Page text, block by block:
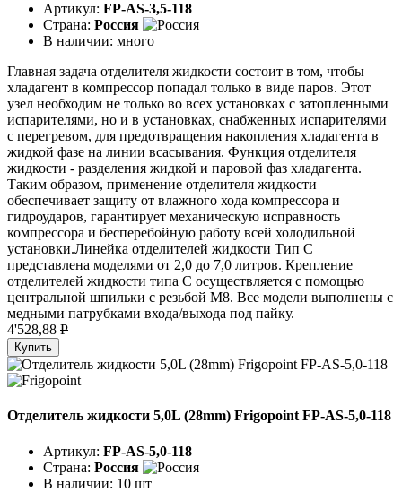
Артикул: FP-AS-3,5-118
Страна: Россия
В наличии: много
Главная задача отделителя жидкости состоит в том, чтобы
хладагент в компрессор попадал только в виде паров. Этот
узел необходим не только во всех установках с затопленными
испарителями, но и в установках, снабженных испарителями
с перегревом, для предотвращения накопления хладагента в
жидкой фазе на линии всасывания. Функция отделителя
жидкости - разделения жидкой и паровой фаз хладагента.
Таким образом, применение отделителя жидкости
обеспечивает защиту от влажного хода компрессора и
гидроударов, гарантирует механическую исправность
компрессора и бесперебойную работу всей холодильной
установки.Линейка отделителей жидкости Тип C
представлена моделями от 2,0 до 7,0 литров. Крепление
отделителей жидкости типа C осуществляется с помощью
центральной шпильки с резьбой М8. Все модели выполнены с
медными патрубками входа/выхода под пайку.
4'528,88 P
Купить
Отделитель жидкости 5,0L (28mm) Frigopoint FP-AS-5,0-118
Артикул: FP-AS-5,0-118
Страна: Россия
В наличии: 10 шт